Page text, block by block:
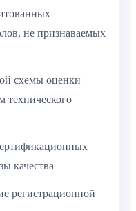
не признаваемых
схемы оценки
технического
качества
регистрационной